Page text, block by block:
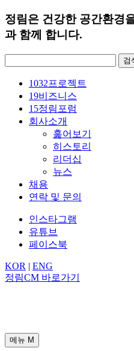
정림은 건강한 공간환경
과 함께 합니다.
1032프로젝트
19비즈니스
15정림포럼
회사소개
훑어보기
히스토리
리더십
뉴스
채용
연락 및 문의
인스타그램
유튜브
페이스북
KOR | ENG
정림CM 바로가기
메뉴 M